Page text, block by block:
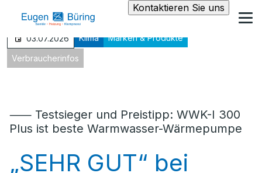
Kontaktieren Sie uns
03.07.2026 Klima Marken & Produkte
Verbraucherinfos
⸺ Testsieger und Preistipp: WWK-I 300
Plus ist beste Warmwasser-Wärmepumpe
„SEHR GUT“ bei